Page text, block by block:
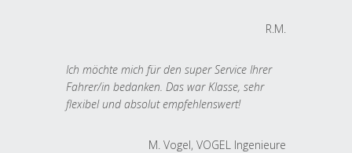
R.M.
Ich möchte mich für den super Service Ihrer
Fahrer/in bedanken. Das war Klasse, sehr
flexibel und absolut empfehlenswert!
M. Vogel, VOGEL Ingenieure